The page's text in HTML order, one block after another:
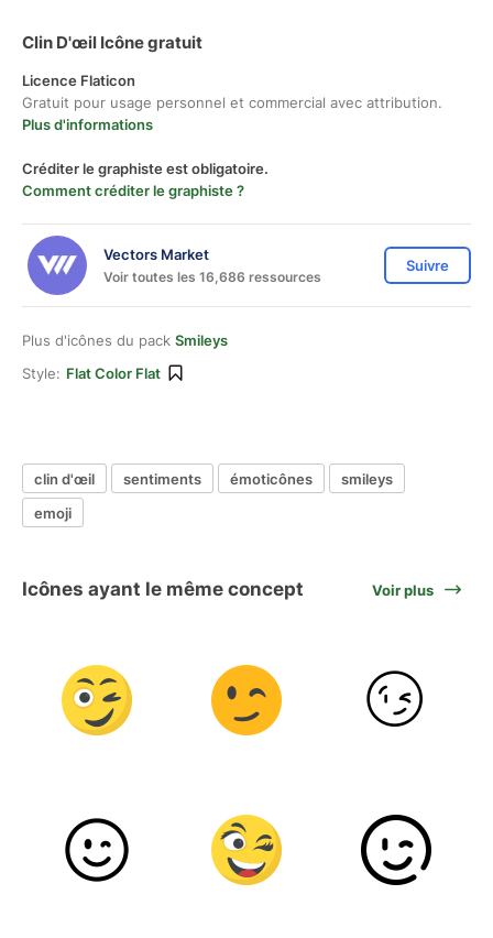
Clin D'œil Icône gratuit
Licence Flaticon
Gratuit pour usage personnel et commercial avec attribution.
Plus d'informations
Créditer le graphiste est obligatoire.
Comment créditer le graphiste ?
Vectors Market
Voir toutes les 16,686 ressources
Suivre
Plus d'icônes du pack Smileys
Style: Flat Color Flat
clin d'œil sentiments émoticônes
smileys
emoji
Icônes ayant le même concept Voir plus